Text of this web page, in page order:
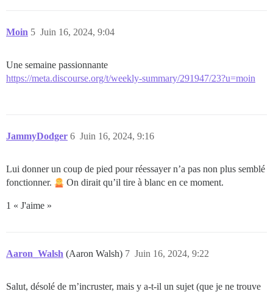
Moin Juin 16, 2024, 9:04
5
Une semaine passionnante
https://meta.discourse.org/t/weekly-summary/291947/23?u=moin
JammyDodger Juin 16, 2024, 9:16
6
Lui donner un coup de pied pour réessayer n’a pas non plus semblé
fonctionner.
On dirait qu’il tire à blanc en ce moment.
1 « J'aime »
Aaron_Walsh (Aaron Walsh) Juin 16, 2024, 9:22
7
Salut, désolé de m’incruster, mais y a-t-il un sujet (que je ne trouve